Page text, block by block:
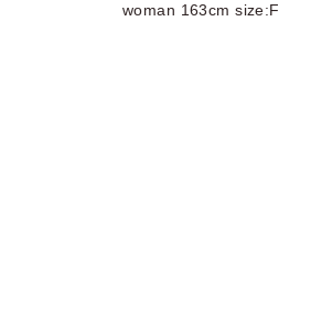
woman 163cm size:F